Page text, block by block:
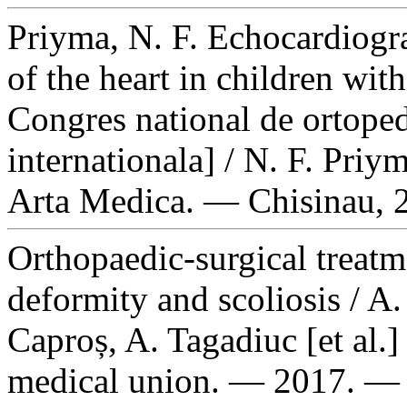
Priyma, N. F.
of the heart in children
Congres national de
internationala] / N. F.
Arta Medica. —
Orthopaedic-surgical
deformity and scoliosis /
Caproș, A. Tagadiuc [et
medical union. — 2017.